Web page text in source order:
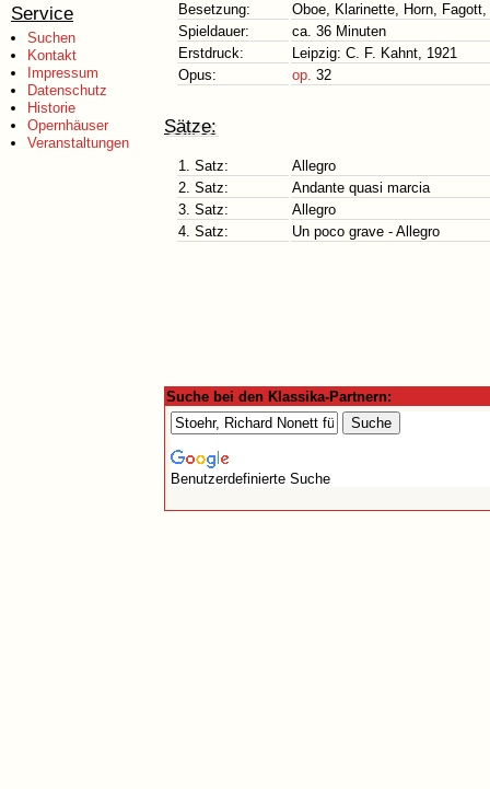
Service
Suchen
Kontakt
Impressum
Datenschutz
Historie
Opernhäuser
Veranstaltungen
Besetzung:
Oboe, Klarinette, Horn,
Spieldauer:
ca. 36 Minuten
Erstdruck:
Leipzig: C. F. Kahnt, 1921
Opus:
op. 32
Sätze:
1. Satz:
Allegro
2. Satz:
Andante quasi marcia
3. Satz:
Allegro
4. Satz:
Un poco grave - Allegro
Suche bei den Klassika-Partnern:
Benutzerdefinierte Suche